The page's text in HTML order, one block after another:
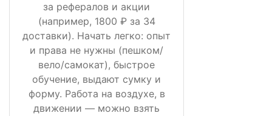
за рефералов и акции
(например, 1800 ₽ за 34
доставки). Начать легко: опыт
и права не нужны (пешком/
вело/самокат), быстрое
обучение, выдают сумку и
форму. Работа на воздухе, в
движении — можно взять